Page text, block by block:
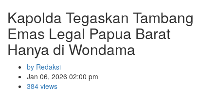
Kapolda Tegaskan Tambang
Emas Legal Papua Barat
Hanya di Wondama
by Redaksi
Jan 06, 2026 02:00 pm
384 views